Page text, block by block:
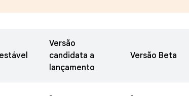
Versão
candidata a
lançamento
Versão Beta
- -